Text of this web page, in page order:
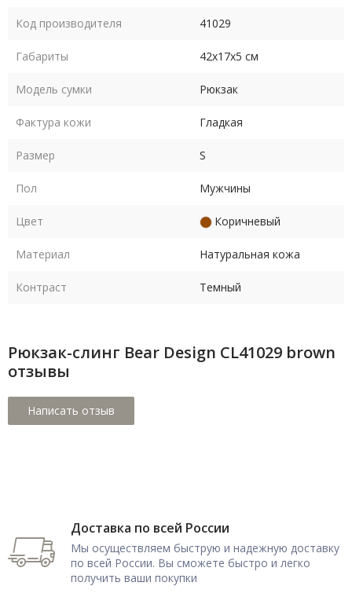
Код производителя 41029
Габариты 42х17х5 см
Модель сумки Рюкзак
Фактура кожи Гладкая
Размер S
Пол Мужчины
Цвет Коричневый
Материал Натуральная кожа
Контраст Темный
Рюкзак-слинг Bear Design CL41029 brown
отзывы
Доставка по всей России
Мы осуществляем быструю и надежную доставку
по всей России. Вы сможете быстро и легко
получить ваши покупки